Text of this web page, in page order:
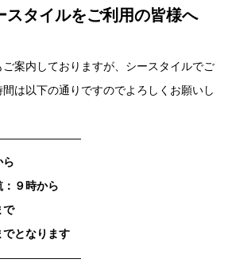
タイルをご利用の皆様へ
ご案内しておりますが、シースタイルでご
は以下の通りですのでよろしくお願いし
９時から
で
となります